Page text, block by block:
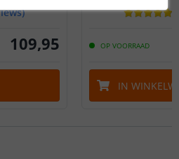
)
109,95 OP VOORRAAD
IN